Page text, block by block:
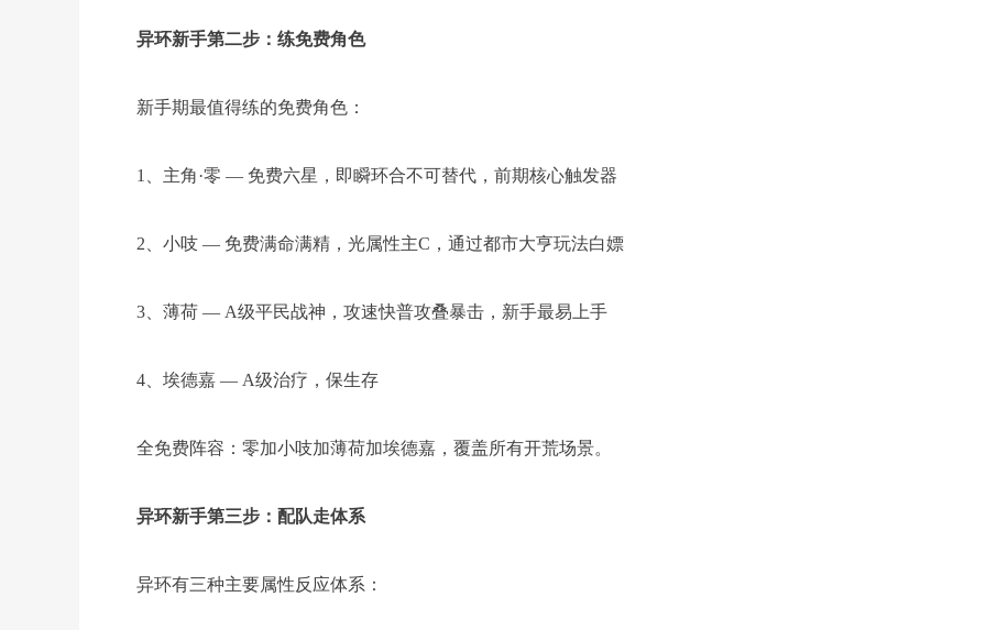
异环新手第二步：练免费角色
新手期最值得练的免费角色：
1、主角·零 — 免费六星，即瞬环合不可替代，前期核心触发器
2、小吱 — 免费满命满精，光属性主C，通过都市大亨玩法白嫖
3、薄荷 — A级平民战神，攻速快普攻叠暴击，新手最易上手
4、埃德嘉 — A级治疗，保生存
全免费阵容：零加小吱加薄荷加埃德嘉，覆盖所有开荒场景。
异环新手第三步：配队走体系
异环有三种主要属性反应体系：